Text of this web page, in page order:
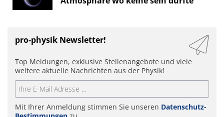
pro-physik Newsletter!
Top Meldungen, exklusive Stellenangebote und viele
weitere aktuelle Nachrichten aus der Physik!
Mit Ihrer Anmeldung stimmen Sie unseren Datenschutz-